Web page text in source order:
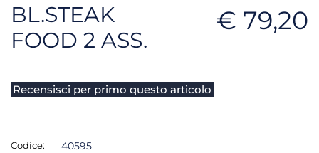
BL.STEAK
FOOD 2 ASS.
€ 79,20
Recensisci per primo questo articolo
Codice: 40595